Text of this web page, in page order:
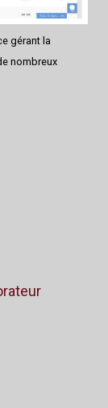
gérant la
nombreux